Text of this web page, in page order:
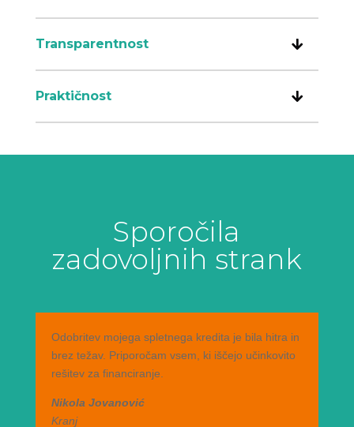
Transparentnost
Praktičnost
Sporočila
zadovoljnih strank
Odobritev mojega spletnega kredita je bila hitra in
brez težav. Priporočam vsem, ki iščejo učinkovito
rešitev za financiranje.
Nikola Jovanović
Kranj